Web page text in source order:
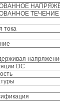
ТЕЧЕНИЕ
тока
DC